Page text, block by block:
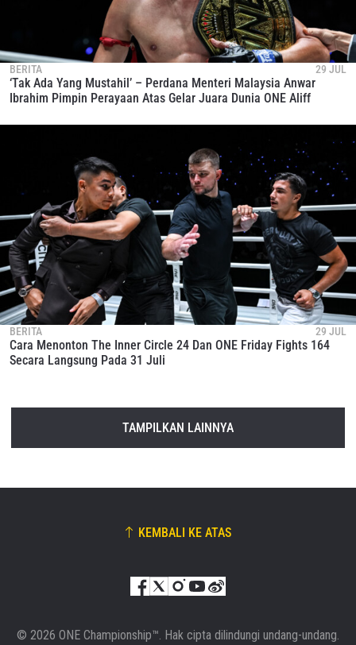
BERITA 29 JUL
‘Tak Ada Yang Mustahil’ – Perdana Menteri Malaysia Anwar
Ibrahim Pimpin Perayaan Atas Gelar Juara Dunia ONE Aliff
BERITA 29 JUL
Cara Menonton The Inner Circle 24 Dan ONE Friday Fights 164
Secara Langsung Pada 31 Juli
TAMPILKAN LAINNYA
KEMBALI KE ATAS
© 2026 ONE Championship™. Hak cipta dilindungi undang-undang.